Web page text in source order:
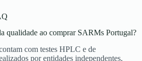
qualidade ao comprar SARMs Portugal?
com testes HPLC e de
por entidades independentes,